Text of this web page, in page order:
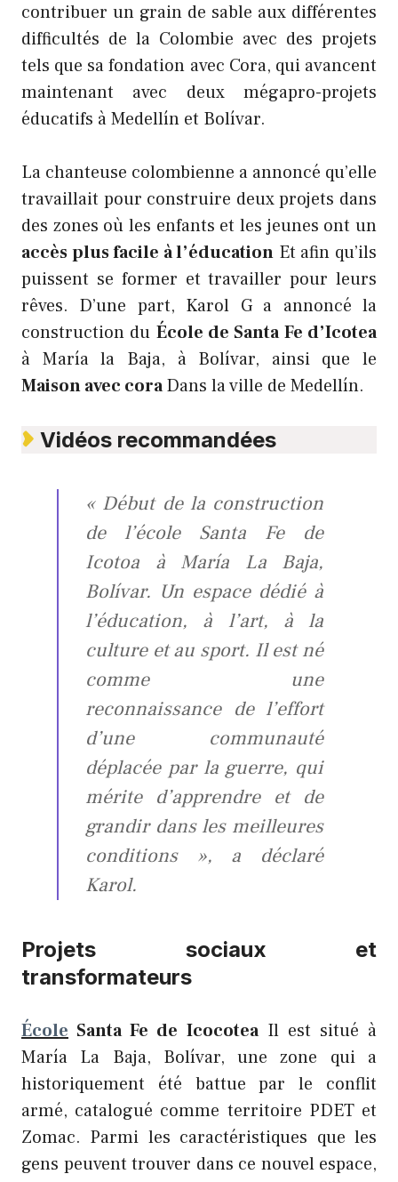
contribuer un grain de sable aux différentes
difficultés de la Colombie avec des projets
tels que sa fondation avec Cora, qui avancent
maintenant avec deux mégapro-projets
éducatifs à Medellín et Bolívar.
La chanteuse colombienne a annoncé qu’elle
travaillait pour construire deux projets dans
des zones où les enfants et les jeunes ont un
accès plus facile à l’éducation Et afin qu’ils
puissent se former et travailler pour leurs
rêves. D’une part, Karol G a annoncé la
construction du École de Santa Fe d’Icotea
à María la Baja, à Bolívar, ainsi que le
Maison avec coraDans la ville de Medellín.
Vidéos recommandées
« Début de la construction
de l’école Santa Fe de
Icotoa à María La Baja,
Bolívar. Un espace dédié à
l’éducation, à l’art, à la
culture et au sport. Il est né
comme une
reconnaissance de l’effort
d’une communauté
déplacée par la guerre, qui
mérite d’apprendre et de
grandir dans les meilleures
conditions », a déclaré
Karol.
Projets sociaux et
transformateurs
École Santa Fe de IcocoteaIl est situé à
María La Baja, Bolívar, une zone qui a
historiquement été battue par le conflit
armé, catalogué comme territoire PDET et
Zomac. Parmi les caractéristiques que les
gens peuvent trouver dans ce nouvel espace,